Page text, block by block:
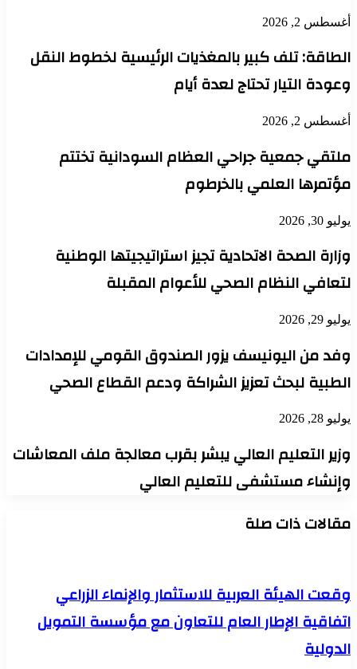
أغسطس 2, 2026
الطاقة: تلف كبير بالمغذيات الرئيسية لخطوط النقل
وعودة التيار تحتاج لعدة أيام
أغسطس 2, 2026
ملتقي جمعية جراحي العظام السودانية تختتم
مؤتمرها العلمي بالخرطوم
يوليو 30, 2026
وزارة الصحة الاتحادية تجيز استراتيجيتها الوطنية
لتعافي النظام الصحي للأعوام المقبلة
يوليو 29, 2026
وفد من اليونيسف يزور الصندوق القومي للإمدادات
الطبية لبحث تعزيز الشراكة ودعم القطاع الصحي
يوليو 28, 2026
وزير التعليم العالي يبشر بقرب معالجة ملف المعاشات
وإنشاء مستشفى للتعليم العالي
مقالات ذات صلة
وقعت الهيئة العربية للاستثمار والإنماء الزراعي
اتفاقية الإطار العام للتعاون مع مؤسسة التمويل
الدولية